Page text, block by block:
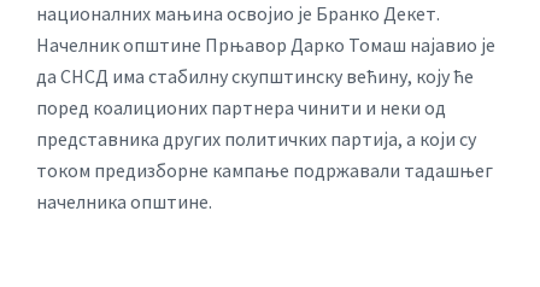
националних мањина освојио је Бранко Декет.
Начелник општине Прњавор Дарко Томаш најавио је
да СНСД има стабилну скупштинску већину, коју ће
поред коалиционих партнера чинити и неки од
представника других политичких партија, а који су
током предизборне кампање подржавали тадашњег
начелника општине.